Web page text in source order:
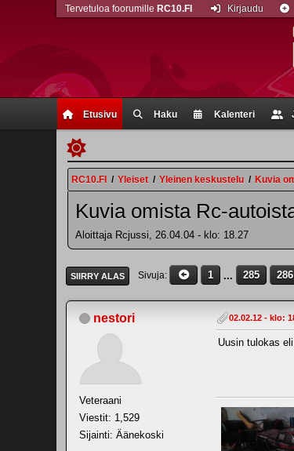
Etusivu Haku Kalenteri
Tervetuloa foorumille RC10.FI Kirjaudu
RC10.FI / Yleiset / Yleinen keskustelu / Kuvia
Kuvia omista Rc-
Aloittaja Rcjussi, 26.04.04 - klo: 18.27
SIIRRY ALAS Sivuja 1 ... 285 286
nestori
Veteraani
Viestit: 1,529
Sijainti: Äänekoski
02.02.12 - klo:
Uusin tulokas